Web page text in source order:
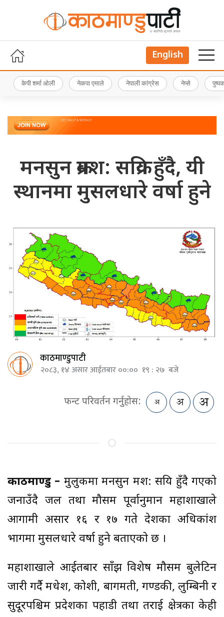
English
केपी शर्मा ओली नेकपा एमाले नेपाली कांग्रेस नेप्से
मनसुन क्रमश: सक्रिय हुँदै, यी
स्थानमा मुसलधारे वर्षा हुने
काठमाण्डुपाटी
२०८३, १४ असार आईतबार ००:०० १९ : २७ बजे
फन्ट परिवर्तन गर्नुहोस:
काठमाण्डु – मुलुकमा मनसुन क्रमश: सक्रिय हुँदै गएको
जनाउँदै जल तथा मौसम पूर्वानुमान महाशाखाले
आगामी असार १६ र १७ गते देशका अधिकांश
भागमा मुसलधारे वर्षा हुने बताएको छ ।
महाशाखाले आईतबार साँझ विशेष मौसम बुलेटिन
जारी गर्दै मधेश, कोशी, बागमती, गण्डकी, लुम्बिनी र
सुदूरपश्चिम प्रदेशका पहाडी तथा तराई क्षेत्रका केही